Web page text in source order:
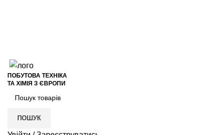
ПОБУТОВА ТЕХНІКА
ТА ХІМІЯ З ЄВРОПИ
ПОШУК